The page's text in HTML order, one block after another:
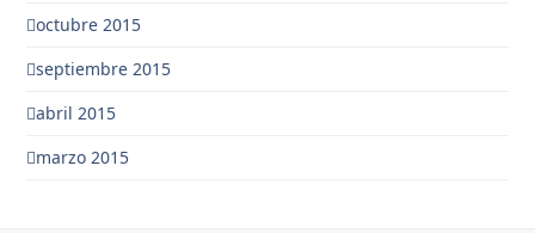
octubre 2015
septiembre 2015
abril 2015
marzo 2015